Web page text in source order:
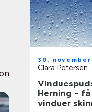
30. november
Clara Petersen
Herning –
vinduer